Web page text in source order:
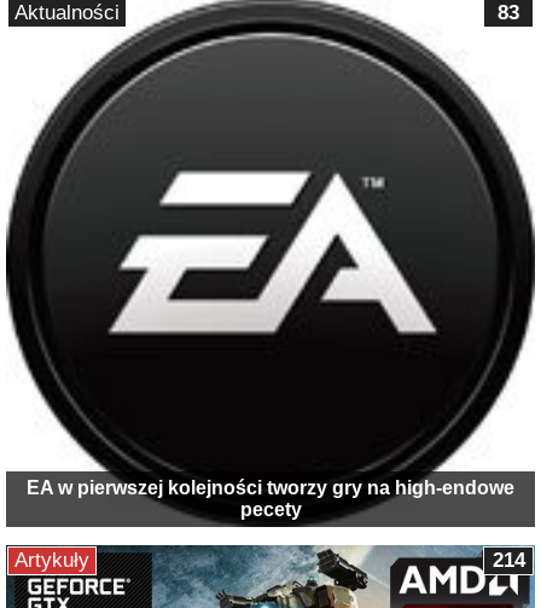
EA w pierwszej kolejności tworzy gry na high-endowe
pecety
83
Aktualności
214
Artykuły